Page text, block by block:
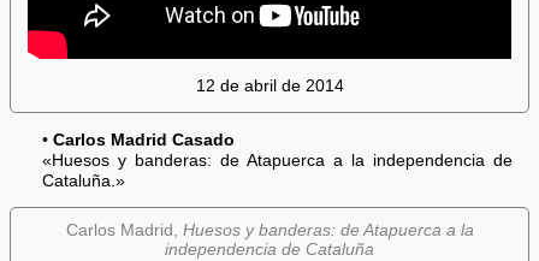
12 de abril de 2014
•Carlos Madrid Casado
«Huesos y banderas: de Atapuerca a la independencia de
Cataluña.»
Carlos Madrid, Huesos y banderas: de Atapuerca a la
independencia de Cataluña